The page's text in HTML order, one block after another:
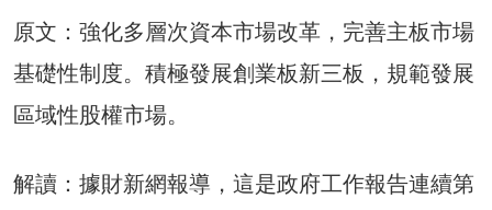
原文：強化多層次資本市場改革，完善主板市場
基礎性制度。積極發展創業板新三板，規範發展
區域性股權市場。
解讀：據財新網報導，這是政府工作報告連續第